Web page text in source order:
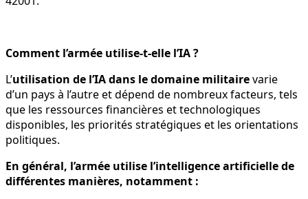
Comment l’armée utilise-t-elle l’IA ?
L’utilisation de l’IA dans le domaine militairevarie
d’un pays à l’autre et dépend de nombreux facteurs, tels
que les ressources financières et technologiques
disponibles, les priorités stratégiques et les orientations
politiques.
En général, l’armée utilise l’intelligence artificielle de
différentes manières, notamment :